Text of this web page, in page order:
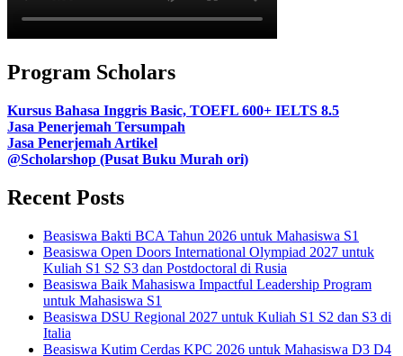
Program Scholars
Kursus Bahasa Inggris Basic, TOEFL 600+ IELTS 8.5
Jasa Penerjemah Tersumpah
Jasa Penerjemah Artikel
@Scholarshop (Pusat Buku Murah ori)
Recent Posts
Beasiswa Bakti BCA Tahun 2026 untuk Mahasiswa S1
Beasiswa Open Doors International Olympiad 2027 untuk
Kuliah S1 S2 S3 dan Postdoctoral di Rusia
Beasiswa Baik Mahasiswa Impactful Leadership Program
untuk Mahasiswa S1
Beasiswa DSU Regional 2027 untuk Kuliah S1 S2 dan S3 di
Italia
Beasiswa Kutim Cerdas KPC 2026 untuk Mahasiswa D3 D4